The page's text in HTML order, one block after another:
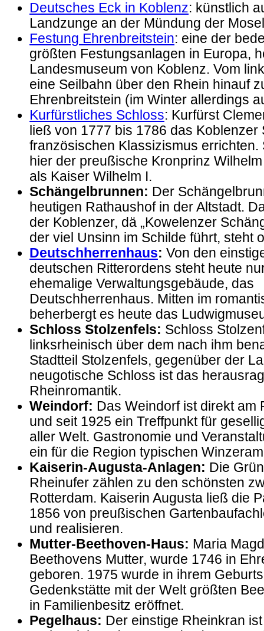
Deutsches Eck in Koblenz: künstlich
Landzunge an der Mündung der
Festung Ehrenbreitstein: eine der
größten Festungsanlagen in Europa,
Landesmuseum von Koblenz. Vom
eine Seilbahn über den Rhein hinauf
Ehrenbreitstein (im Winter allerdings
Kurfürstliches Schloss: Kurfürst
ließ von 1777 bis 1786 das Koblenzer
französischen Klassizismus errichten.
hier der preußische Kronprinz
als Kaiser Wilhelm I.
Schängelbrunnen: Der
heutigen Rathaushof in der Altstadt.
der Koblenzer, dä „Kowelenzer
der viel Unsinn im Schilde führt, steht
Deutschherrenhaus: Von den
deutschen Ritterordens steht heute
ehemalige Verwaltungsgebäude, das
Deutschherrenhaus. Mitten im
beherbergt es heute das
Schloss Stolzenfels: Schloss
linksrheinisch über dem nach ihm
Stadtteil Stolzenfels, gegenüber der
neugotische Schloss ist das
Rheinromantik.
Weindorf: Das Weindorf ist direkt am
und seit 1925 ein Treffpunkt für
aller Welt. Gastronomie und
ein für die Region typischen
Kaiserin-Augusta-Anlagen: Die
Rheinufer zählen zu den schönsten
Rotterdam. Kaiserin Augusta ließ die
1856 von preußischen
und realisieren.
Mutter-Beethoven-Haus: Maria
Beethovens Mutter, wurde 1746 in
geboren. 1975 wurde in ihrem
Gedenkstätte mit der Welt größten
in Familienbesitz eröffnet.
Pegelhaus: Der einstige Rheinkran